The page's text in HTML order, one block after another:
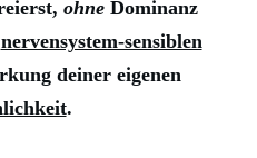
ohne Dominanz
nervensystem-sensiblen
deiner eigenen
.